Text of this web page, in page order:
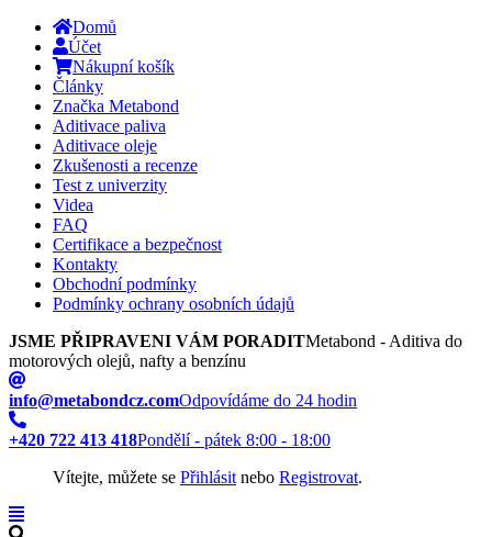
Domů
Účet
Nákupní košík
Články
Značka Metabond
Aditivace paliva
Aditivace oleje
Zkušenosti a recenze
Test z univerzity
Videa
FAQ
Certifikace a bezpečnost
Kontakty
Obchodní podmínky
Podmínky ochrany osobních údajů
JSME PŘIPRAVENI VÁM PORADITMetabond - Aditiva do
motorových olejů, nafty a benzínu
info@metabondcz.comOdpovídáme do 24 hodin
+420 722 413 418Pondělí - pátek 8:00 - 18:00
Vítejte, můžete se Přihlásit nebo Registrovat.